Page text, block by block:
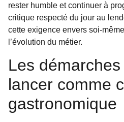
rester humble et continuer à
critique respecté du jour au
cette exigence envers soi-
l’évolution du métier.
Les
lancer comme
gastronomique